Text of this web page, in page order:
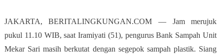
JAKARTA, BERITALINGKUNGAN.COM — Jam merujuk
pukul 11.10 WIB, saat Iramiyati (51), pengurus Bank Sampah Unit
Mekar Sari masih berkutat dengan segepok sampah plastik. Siang